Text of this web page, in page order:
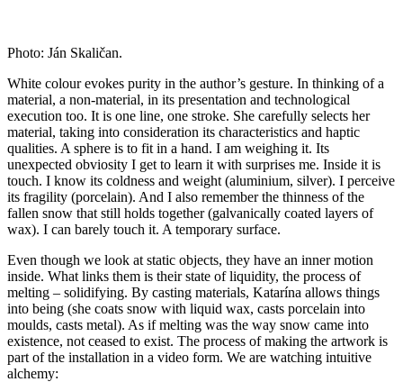
Photo: Ján Skaličan.
White colour evokes purity in the author’s gesture. In thinking of a
material, a non-material, in its presentation and technological
execution too. It is one line, one stroke. She carefully selects her
material, taking into consideration its characteristics and haptic
qualities. A sphere is to fit in a hand. I am weighing it. Its
unexpected obviosity I get to learn it with surprises me. Inside it is
touch. I know its coldness and weight (aluminium, silver). I perceive
its fragility (porcelain). And I also remember the thinness of the
fallen snow that still holds together (galvanically coated layers of
wax). I can barely touch it. A temporary surface.
Even though we look at static objects, they have an inner motion
inside. What links them is their state of liquidity, the process of
melting – solidifying. By casting materials, Katarína allows things
into being (she coats snow with liquid wax, casts porcelain into
moulds, casts metal). As if melting was the way snow came into
existence, not ceased to exist. The process of making the artwork is
part of the installation in a video form. We are watching intuitive
alchemy: